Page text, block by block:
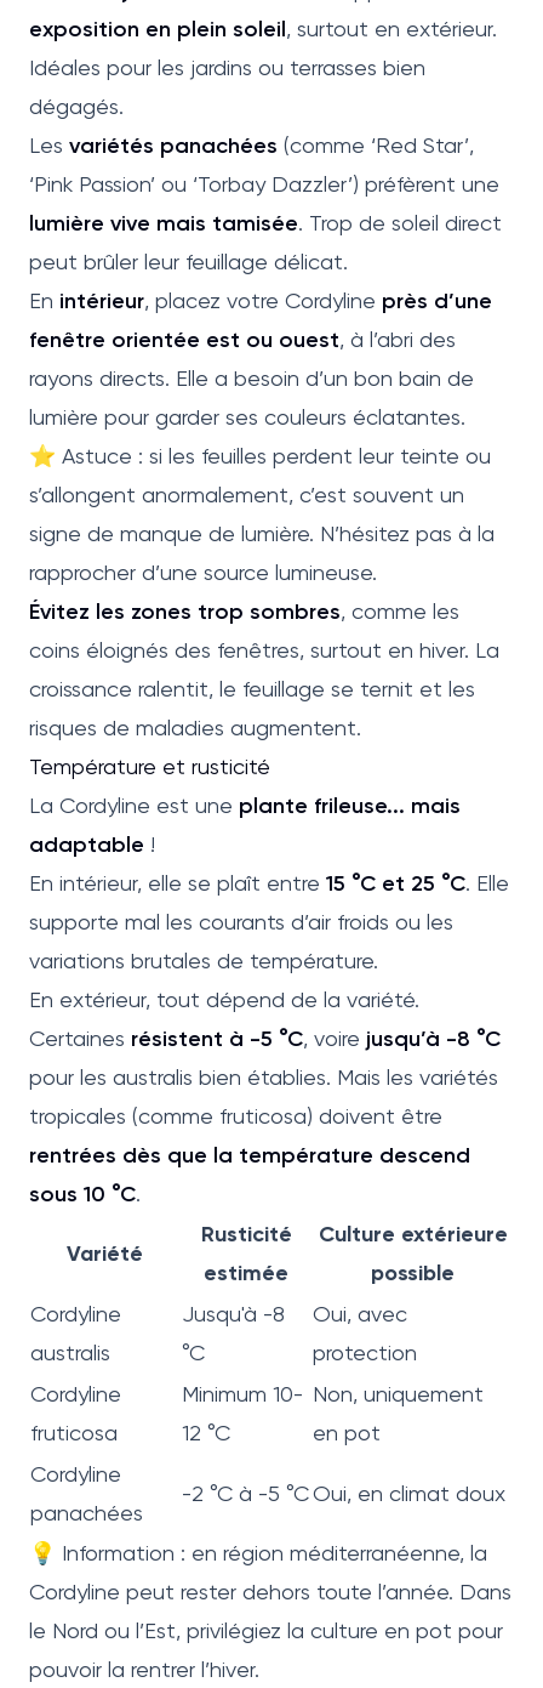
exposition en plein soleil, surtout en extérieur.
Idéales pour les jardins ou terrasses bien
dégagés.
Les variétés panachées (comme ‘Red Star’,
‘Pink Passion’ ou ‘Torbay Dazzler’) préfèrent une
lumière vive mais tamisée. Trop de soleil direct
peut brûler leur feuillage délicat.
En intérieur, placez votre Cordyline près d’une
fenêtre orientée est ou ouest, à l’abri des
rayons directs. Elle a besoin d’un bon bain de
lumière pour garder ses couleurs éclatantes.
⭐ Astuce : si les feuilles perdent leur teinte ou
s’allongent anormalement, c’est souvent un
signe de manque de lumière. N’hésitez pas à la
rapprocher d’une source lumineuse.
Évitez les zones trop sombres, comme les
coins éloignés des fenêtres, surtout en hiver. La
croissance ralentit, le feuillage se ternit et les
risques de maladies augmentent.
Température et rusticité
La Cordyline est une plante frileuse... mais
adaptable !
En intérieur, elle se plaît entre 15 °C et 25 °C. Elle
supporte mal les courants d’air froids ou les
variations brutales de température.
En extérieur, tout dépend de la variété.
Certaines résistent à -5 °C, voire jusqu’à -8 °C
pour les australis bien établies. Mais les variétés
tropicales (comme fruticosa) doivent être
rentrées dès que la température descend
sous 10 °C.
Variété
Rusticité
estimée
Culture extérieure
possible
Cordyline
australis
Jusqu'à -8
°C
Oui, avec
protection
Cordyline
fruticosa
Minimum 10-
12 °C
Non, uniquement
en pot
Cordyline
panachées
-2 °C à -5 °COui, en climat doux
💡 Information : en région méditerranéenne, la
Cordyline peut rester dehors toute l’année. Dans
le Nord ou l’Est, privilégiez la culture en pot pour
pouvoir la rentrer l’hiver.